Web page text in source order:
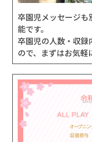
卒園児メッセージ
能です。
卒園児の人数・収録
ので、まずはお気軽